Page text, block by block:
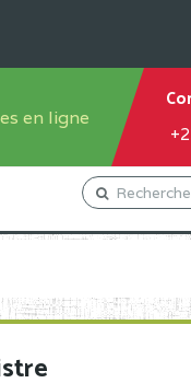
en ligne
Conseil
du Personnel
de subvention